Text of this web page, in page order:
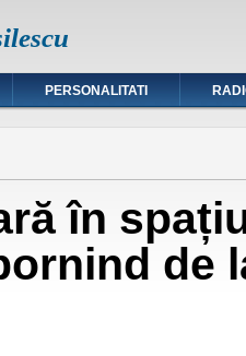
PERSONALITATI
în
de